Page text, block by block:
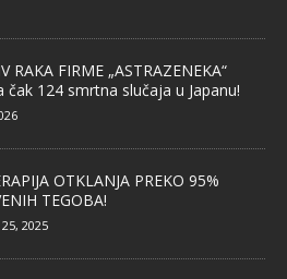
RAKA FIRME „ASTRAZENEKA“
čak 124 smrtna slučaja u Japanu!
OTKLANJA PREKO 95%
TEGOBA!
2025